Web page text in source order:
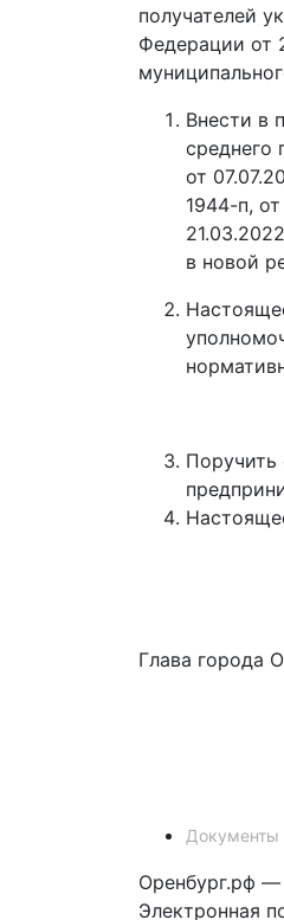
получателей
Федерации от
Внести в
среднего
от
1944-п,
в новой
Поручить
Глава
Документы
Оренбург.рф —
Электронная